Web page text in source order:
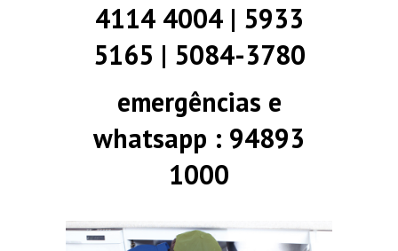
4114 4004 | 5933
5165 | 5084-3780
emergências e
whatsapp : 94893
1000